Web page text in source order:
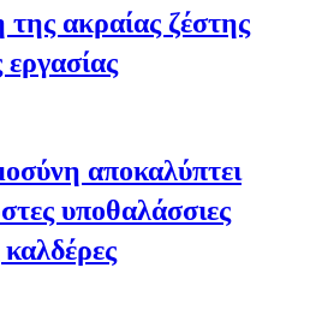
της ακραίας ζέστης
αποκαλύπτει
υποθαλάσσιες